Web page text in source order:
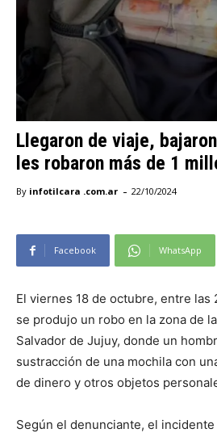
Llegaron de viaje,
les robaron más de 1
By infotilcara .com.ar - 22/10/2024
Facebook WhatsApp
El viernes 18 de octubre, entre las
se produjo un robo en la zona de
Salvador de Jujuy, donde un
sustracción de una mochila con
de dinero y otros objetos
Según el denunciante, el